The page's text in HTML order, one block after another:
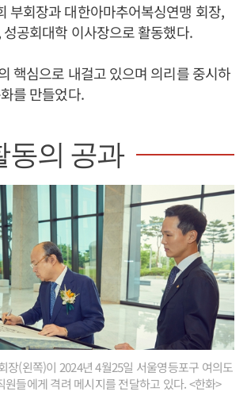
부회장과 대한아마추어복싱연맹 회장,
공회대학 이사장으로 활동했다.
핵심으로 내걸고 있으며 의리를 중시하
를 만들었다.
동의 공과
장(왼쪽)이 2024년 4월25일 서울영등포구 여의도
원들에게 격려 메시지를 전달하고 있다. <한화>